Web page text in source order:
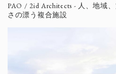
PAO / 2id Architects - 人、地域
さの漂う複合施設